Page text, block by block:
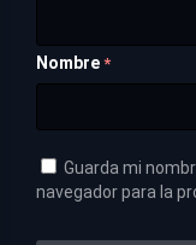
Nombre *
Guarda mi
navegador para la